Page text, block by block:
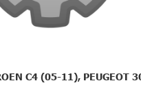
C4 (05-11), PEUGEOT